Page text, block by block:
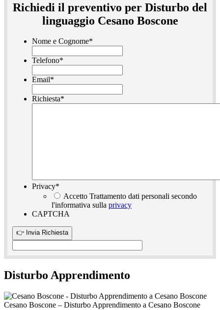
Richiedi il preventivo per Disturbo del
linguaggio Cesano Boscone
Nome e Cognome*
Telefono*
Email*
Richiesta*
Privacy*
Accetto Trattamento dati personali secondo
l'informativa sulla privacy
CAPTCHA
Disturbo Apprendimento
Cesano Boscone – Disturbo Apprendimento a Cesano Boscone